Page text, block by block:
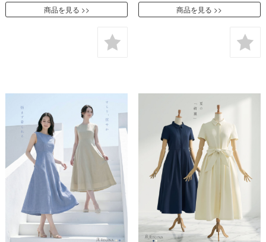
商品を見る 商品を見る